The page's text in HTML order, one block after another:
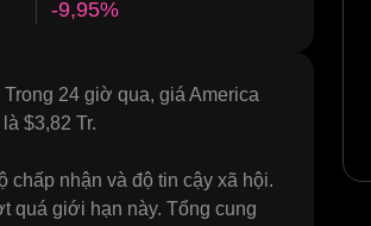
-9,95%
24 giờ qua, giá America
$3,82 Tr.
chấp nhận và độ tin cậy xã hội.
quá giới hạn này. Tổng cung